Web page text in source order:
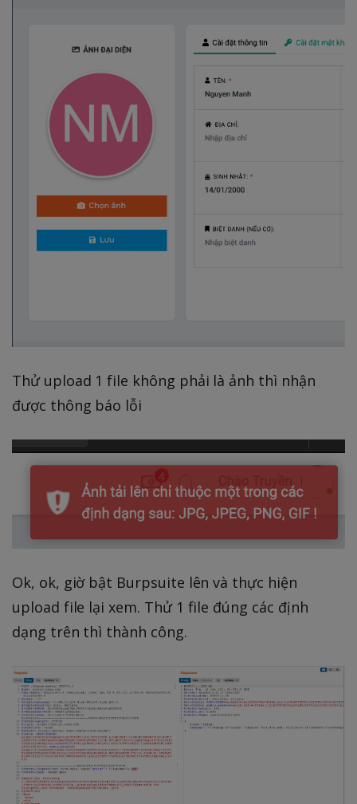
Thử upload 1 file không phải là ảnh thì nhận
được thông báo lỗi
Ok, ok, giờ bật Burpsuite lên và thực hiện
upload file lại xem. Thử 1 file đúng các định
dạng trên thì thành công.